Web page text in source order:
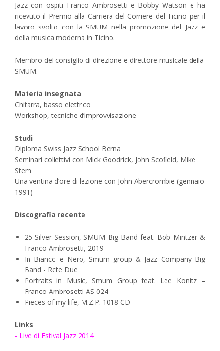
Jazz con ospiti Franco Ambrosetti e Bobby Watson e ha
ricevuto il Premio alla Carriera del Corriere del Ticino per il
lavoro svolto con la SMUM nella promozione del Jazz e
della musica moderna in Ticino.
Membro del consiglio di direzione e direttore musicale della
SMUM.
Materia insegnata
Chitarra, basso elettrico
Workshop, tecniche d’improvvisazione
Studi
Diploma Swiss Jazz School Berna
Seminari collettivi con Mick Goodrick, John Scofield, Mike
Stern
Una ventina d’ore di lezione con John Abercrombie (gennaio
1991)
Discografia recente
25 Silver Session, SMUM Big Band feat. Bob Mintzer &
Franco Ambrosetti, 2019
In Bianco e Nero, Smum group & Jazz Company Big
Band - Rete Due
Portraits in Music, Smum Group feat. Lee Konitz –
Franco Ambrosetti AS 024
Pieces of my life, M.Z.P. 1018 CD
Links
- Live di Estival Jazz 2014